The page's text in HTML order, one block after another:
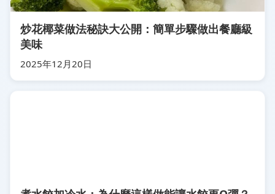
炒花椰菜做法秘訣大公開：簡單步驟做出餐廳級
美味
2025年12月20日